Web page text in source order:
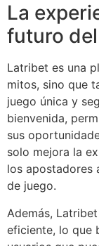
La
futuro
Latribet es una
mitos, sino que
juego única y
bienvenida,
sus
solo mejora la
los apostadores
de juego.
Además,
eficiente, lo que